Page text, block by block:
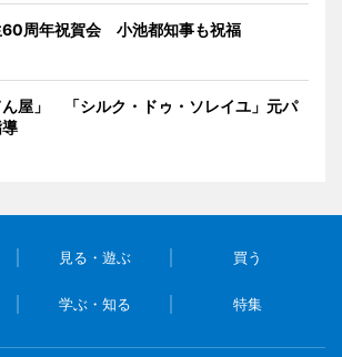
60周年祝賀会 小池都知事も祝福
屋」 「シルク・ドゥ・ソレイユ」元パ
見る・遊ぶ 買う
学ぶ・知る 特集